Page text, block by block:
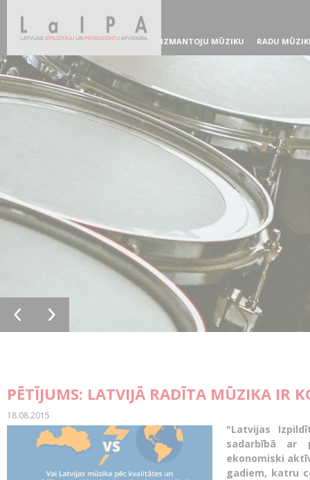
IZMANTOJU MŪZIKU RADU
PĒTĪJUMS: LATVIJĀ RADĪTA MŪZIKA IR
18.08.2015
"Latvijas
sadarbībā ar
ekonomiski
gadiem, katru